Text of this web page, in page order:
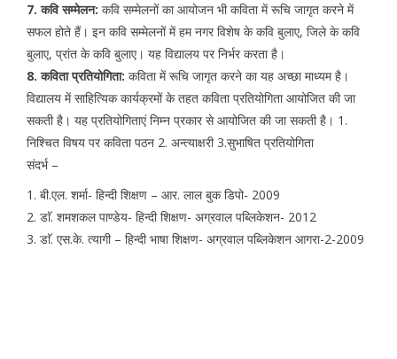
7. कवि सम्मेलन: कवि सम्मेलनों का आयोजन भी कविता में रूचि जागृत करने में
सफल होते हैं। इन कवि सम्मेलनों में हम नगर विशेष के कवि बुलाए, जिले के कवि
बुलाए, प्रांत के कवि बुलाए। यह विद्यालय पर निर्भर करता है।
8. कविता प्रतियोगिता: कविता में रूचि जागृत करने का यह अच्छा माध्यम है।
विद्यालय में साहित्यिक कार्यक्रमों के तहत कविता प्रतियोगिता आयोजित की जा
सकती है। यह प्रतियोगिताएं निम्न प्रकार से आयोजित की जा सकती है। 1.
निश्चित विषय पर कविता पठन 2. अन्त्याक्षरी 3.सुभाषित प्रतियोगिता
संदर्भ –
1. बी.एल. शर्मा- हिन्दी शिक्षण – आर. लाल बुक डिपो- 2009
2. डाॅ. शमशकल पाण्डेय- हिन्दी शिक्षण- अग्रवाल पब्लिकेशन- 2012
3. डाॅ. एस.के. त्यागी – हिन्दी भाषा शिक्षण- अग्रवाल पब्लिकेशन आगरा-2-2009